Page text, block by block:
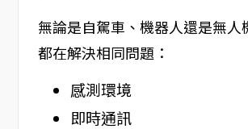
無論是自駕車、機器人還是無人
都在解決相同問題：
感測環境
即時通訊